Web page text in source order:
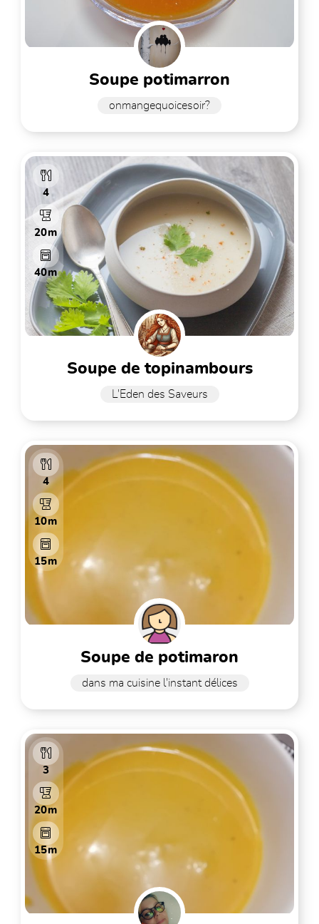
soupe potimarron
onmangequoicesoir?
4
20m
40m
soupe de topinambours
L'Eden des Saveurs
4
10m
15m
soupe de potimaron
dans ma cuisine l'instant délices
3
20m
15m